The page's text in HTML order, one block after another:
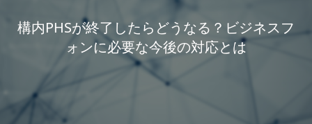
構内PHSが終了したらどうなる？ビジネスフ
ォンに必要な今後の対応とは